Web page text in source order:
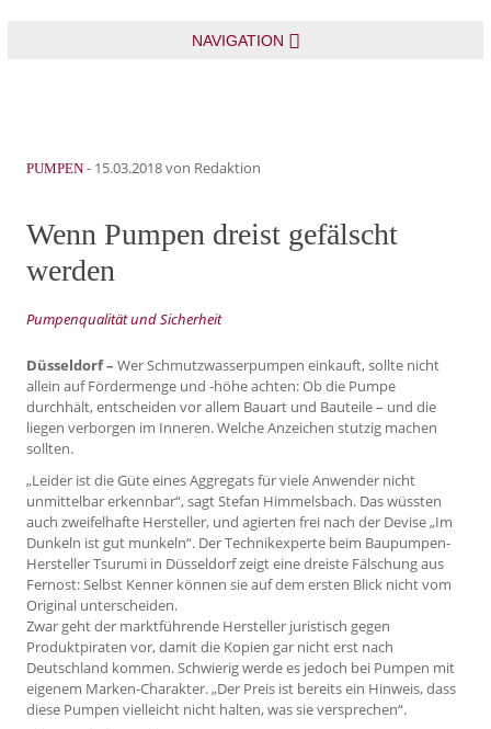
NAVIGATION
PUMPEN - 15.03.2018von Redaktion
Wenn Pumpen dreist gefälscht
werden
Pumpenqualität und Sicherheit
Düsseldorf – Wer Schmutzwasserpumpen einkauft, sollte nicht
allein auf Fördermenge und -höhe achten: Ob die Pumpe
durchhält, entscheiden vor allem Bauart und Bauteile – und die
liegen verborgen im Inneren. Welche Anzeichen stutzig machen
sollten.
„Leider ist die Güte eines Aggregats für viele Anwender nicht
unmittelbar erkennbar“, sagt Stefan Himmelsbach. Das wüssten
auch zweifelhafte Hersteller, und agierten frei nach der Devise „Im
Dunkeln ist gut munkeln“. Der Technikexperte beim Baupumpen-
Hersteller Tsurumi in Düsseldorf zeigt eine dreiste Fälschung aus
Fernost: Selbst Kenner können sie auf dem ersten Blick nicht vom
Original unterscheiden.
Zwar geht der marktführende Hersteller juristisch gegen
Produktpiraten vor, damit die Kopien gar nicht erst nach
Deutschland kommen. Schwierig werde es jedoch bei Pumpen mit
eigenem Marken-Charakter. „Der Preis ist bereits ein Hinweis, dass
diese Pumpen vielleicht nicht halten, was sie versprechen“.